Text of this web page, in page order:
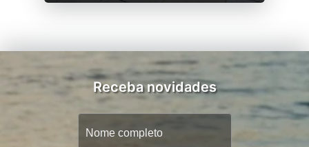
Receba novidades